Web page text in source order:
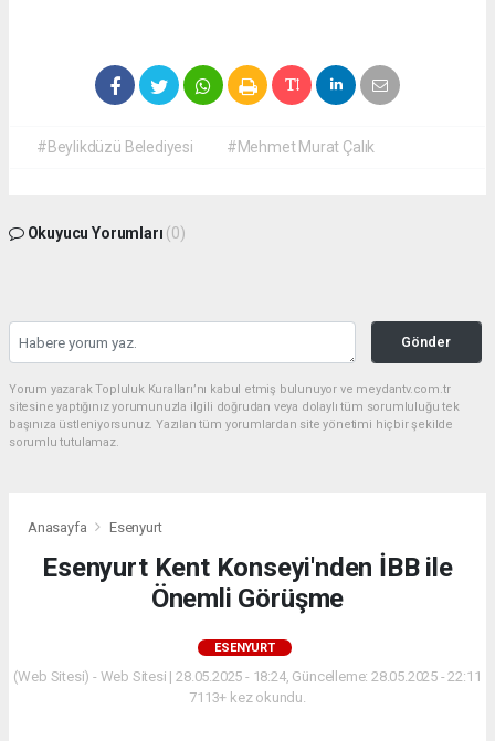
#Beylikdüzü Belediyesi #Mehmet Murat Çalık
Okuyucu Yorumları (0)
Gönder
Yorum yazarak Topluluk Kuralları’nı kabul etmiş bulunuyor ve meydantv.com.tr
sitesine yaptığınız yorumunuzla ilgili doğrudan veya dolaylı tüm sorumluluğu tek
başınıza üstleniyorsunuz. Yazılan tüm yorumlardan site yönetimi hiçbir şekilde
sorumlu tutulamaz.
Anasayfa Esenyurt
Esenyurt Kent Konseyi'nden İBB ile
Önemli Görüşme
ESENYURT
(Web Sitesi) - Web Sitesi | 28.05.2025 - 18:24, Güncelleme: 28.05.2025 - 22:11
7113+ kez okundu.